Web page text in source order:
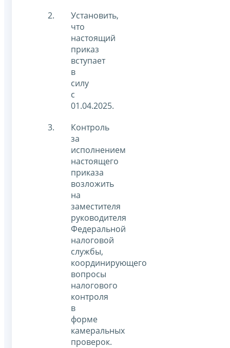
Установить,
что
настоящий
приказ
вступает
в
силу
c
01.04.2025.
Контроль
за
исполнением
настоящего
приказа
возложить
на
заместителя
руководителя
Федеральной
налоговой
службы,
координирующего
вопросы
налогового
контроля
в
форме
камеральных
проверок.